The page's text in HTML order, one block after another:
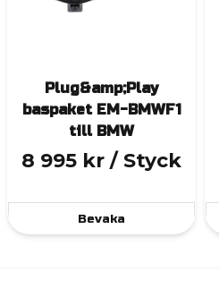
Plug&amp;Play
baspaket EM-BMWF1
till BMW
8 995 kr / Styck
Bevaka